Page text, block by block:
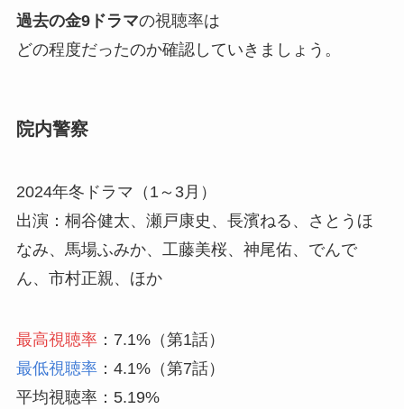
過去の金9ドラマの視聴率は
どの程度だったのか確認していきましょう。
院内警察
2024年冬ドラマ（1～3月）
出演：桐谷健太、瀬戸康史、長濱ねる、さとうほ
なみ、馬場ふみか、工藤美桜、神尾佑、でんで
ん、市村正親、ほか
最高視聴率：7.1%（第1話）
最低視聴率：4.1%（第7話）
平均視聴率：5.19%